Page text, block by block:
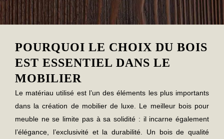
POURQUOI LE CHOIX DU BOIS
EST ESSENTIEL DANS LE
MOBILIER
Le matériau utilisé est l’un des éléments les plus importants
dans la création de mobilier de luxe. Le meilleur bois pour
meuble ne se limite pas à sa solidité : il incarne également
l’élégance, l’exclusivité et la durabilité. Un bois de qualité